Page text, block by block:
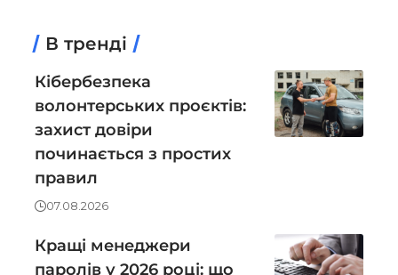
В тренді
Кібербезпека
волонтерських проєктів:
захист довіри
починається з простих
правил
07.08.2026
Кращі менеджери
паролів у 2026 році: що